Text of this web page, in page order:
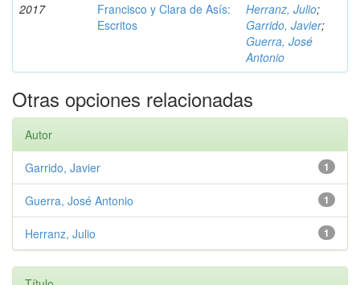
2017
Francisco y Clara de Asís:
Escritos
Herranz, Julio;
Garrido, Javier;
Guerra, José
Antonio
Otras opciones relacionadas
Autor
1
Garrido, Javier
1
Guerra, José Antonio
1
Herranz, Julio